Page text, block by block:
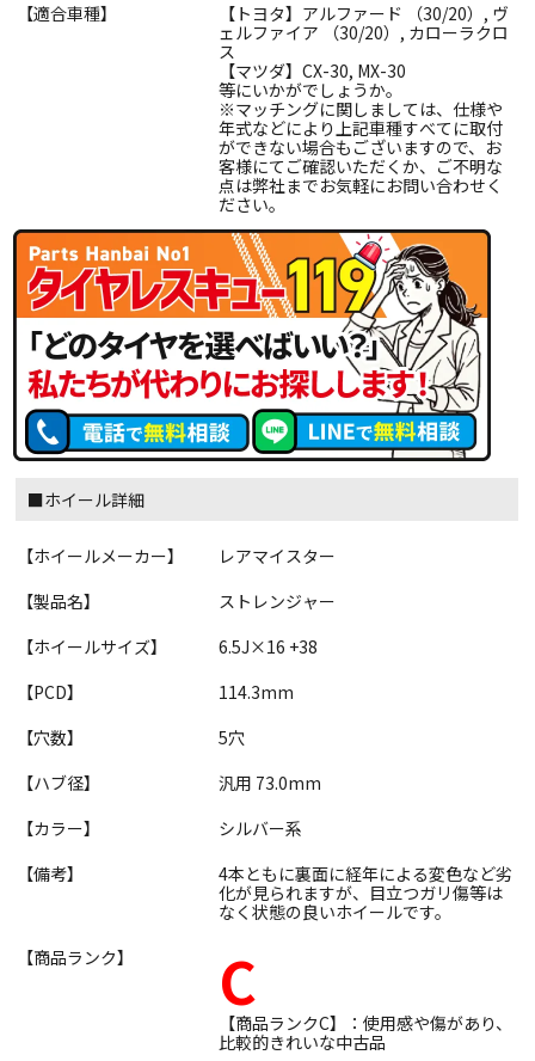
【適合車種】
【トヨタ】アルファード （30/20）, ヴ
ェルファイア （30/20）, カローラクロ
ス
【マツダ】CX-30, MX-30
等にいかがでしょうか。
※マッチングに関しましては、仕様や
年式などにより上記車種すべてに取付
ができない場合もございますので、お
客様にてご確認いただくか、ご不明な
点は弊社までお気軽にお問い合わせく
ださい。
■ホイール詳細
【ホイールメーカー】
レアマイスター
【製品名】
ストレンジャー
【ホイールサイズ】
6.5J×16 +38
【PCD】
114.3mm
【穴数】
5穴
【ハブ径】
汎用 73.0mm
【カラー】
シルバー系
【備考】
4本ともに裏面に経年による変色など劣
化が見られますが、目立つガリ傷等は
なく状態の良いホイールです。
【商品ランク】
C
【商品ランクC】：使用感や傷があり、
比較的きれいな中古品